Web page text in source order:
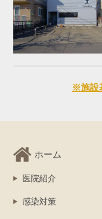
※施設
ホーム
医院紹介
感染対策